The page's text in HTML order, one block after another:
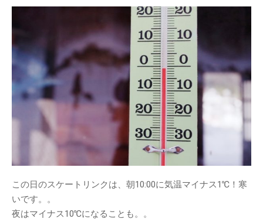
このブログについて
NPO法人ななしんぼ
めいほうツーネット
旧ブログ(ななしんぼ)
最近の投稿
清流「吉田川」の魚たちを覗い
明宝の取り組み～明宝小学校で
の生ごみ堆肥づくり～
日本ミツバチの巣箱を設置しま
この日のスケートリンクは、朝10:00に気温マイナス1℃！寒
いです。。
夜はマイナス10℃になることも。。